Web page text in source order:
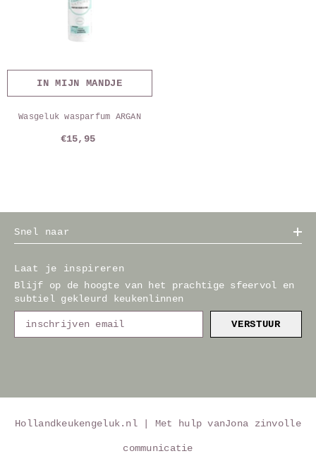
IN MIJN MANDJE
Wasgeluk wasparfum ARGAN
€15,95
Snel naar
Laat je inspireren
Blijf op de hoogte van het prachtige sfeervol en
subtiel gekleurd keukenlinnen
VERSTUUR
Hollandkeukengeluk.nl | Met hulp vanJona zinvolle
communicatie